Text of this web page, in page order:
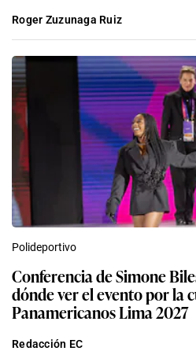
Roger Zuzunaga Ruiz
Polideportivo
Conferencia de Simone
dónde ver el evento por la
Panamericanos Lima 2027
Redacción EC